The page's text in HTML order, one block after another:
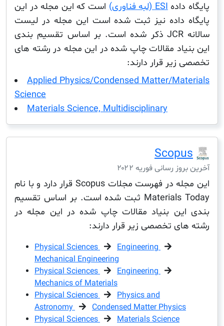
ESI (لبه فناوری)
است که این مجله در این
داده نیز ثبت شده است این مجله در لیست
سالانه JCR ذکر شده است. بر اساس تقسیم بندی
مقالات چاپ شده در این مجله در رشته های
قرار دارند:
Applied Physics/Condensed Matter/
Materials Science, Multidisciplinary
رسانی فوریه ۲۰۲۲
این مجله در فهرست مجلات Scopus قرار دارد و با نام
Materials Today ثبت شده است. بر اساس تقسیم
بنیاد مقالات چاپ شده در این مجله در
تخصصی زیر قرار دارند:
Physical Sciences
Engineering
Mechanical Engineering
Physical Sciences
Engineering
Mechanics of Materials
Physical Sciences
Physics and
Astronomy
Condensed Matter Physics
Physical Sciences
Materials Science